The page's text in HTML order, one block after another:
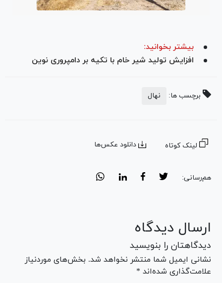
بیشتر بخوانید:
افزایش تولید شیر خام با تکیه بر دامپروری نوین
برچسب ها: نهال
لینک کوتاه دانلود عکس‌ها
هم‌رسانی:
ارسال دیدگاه
دیدگاهتان را بنویسید
نشانی ایمیل شما منتشر نخواهد شد. بخش‌های موردنیاز
علامت‌گذاری شده‌اند *